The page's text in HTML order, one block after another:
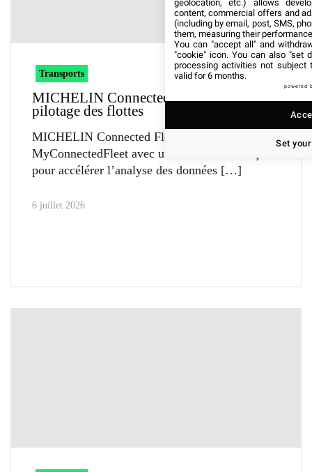
Transports
MICHELIN Connected Fleet simplifie le
pilotage des flottes
MICHELIN Connected Fleet enrichit
MyConnectedFleet avec un assistant IA conçu
pour accélérer l’analyse des données
6 juillet 2026
geolocation, etc.) allows
content, commercial offers and
(including by email, post, SMS,
them, measuring their
You can "accept all" and
"cookie" icon. You can also "set
processing activities not subject
valid for 6 months.
powered
Set